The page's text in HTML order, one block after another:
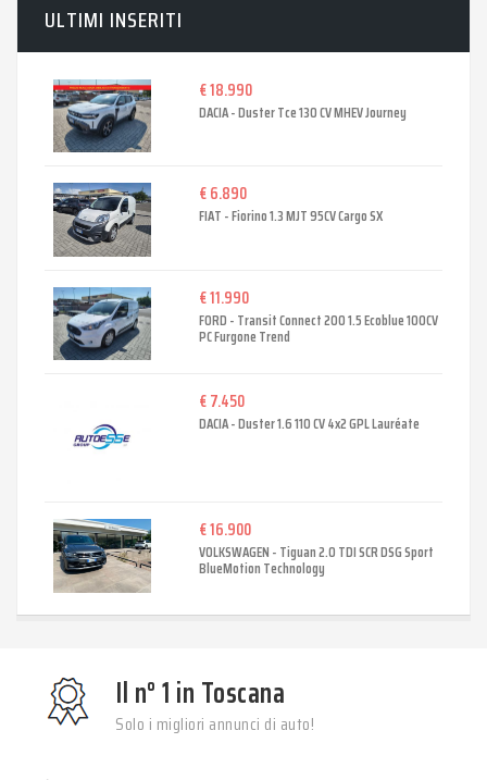
ULTIMI INSERITI
€ 18.990
DACIA - Duster Tce 130 CV MHEV Journey
€ 6.890
FIAT - Fiorino 1.3 MJT 95CV Cargo SX
€ 11.990
FORD - Transit Connect 200 1.5 Ecoblue 100CV
PC Furgone Trend
€ 7.450
DACIA - Duster 1.6 110 CV 4x2 GPL Lauréate
€ 16.900
VOLKSWAGEN - Tiguan 2.0 TDI SCR DSG Sport
BlueMotion Technology
Il n° 1 in Toscana
Solo i migliori annunci di auto!